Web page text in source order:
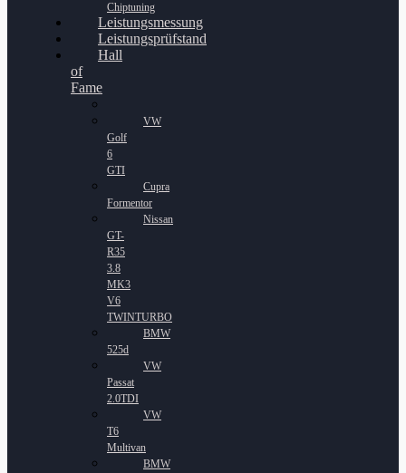
Chiptuning
Leistungsmessung
Leistungsprüfstand
Hall
of
Fame
VW
Golf
6
GTI
Cupra
Formentor
Nissan
GT-
R35
3.8
MK3
V6
TWINTURBO
BMW
525d
VW
Passat
2.0TDI
VW
T6
Multivan
BMW